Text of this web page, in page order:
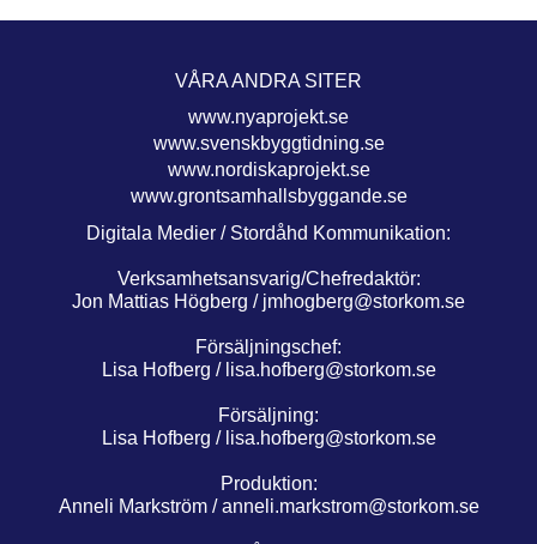
VÅRA ANDRA SITER
www.nyaprojekt.se
www.svenskbyggtidning.se
www.nordiskaprojekt.se
www.grontsamhallsbyggande.se
Digitala Medier / Stordåhd Kommunikation:
Verksamhetsansvarig/Chefredaktör:
Jon Mattias Högberg / jmhogberg@storkom.se
Försäljningschef:
Lisa Hofberg / lisa.hofberg@storkom.se
Försäljning:
Lisa Hofberg / lisa.hofberg@storkom.se
Produktion:
Anneli Markström /anneli.markstrom@storkom.se